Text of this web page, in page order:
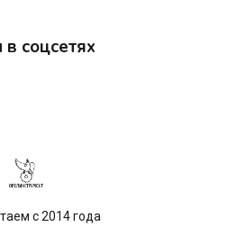
с 2014 года
соцсетях